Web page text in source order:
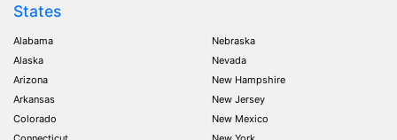
States
Alabama
Alaska
Arizona
Arkansas
Colorado
Nebraska
Nevada
New Hampshire
New Jersey
New Mexico